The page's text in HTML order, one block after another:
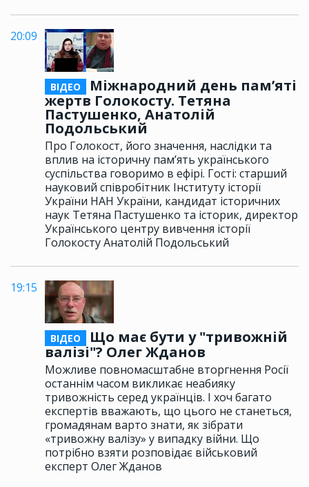
20:09
ВІДЕО
Міжнародний день пам’яті
жертв Голокосту. Тетяна
Пастушенко, Анатолій
Подольський
Про Голокост, його значення, наслідки та
вплив на історичну пам’ять українського
суспільства говоримо в ефірі. Гості: старший
науковий співробітник Інституту історії
України НАН України, кандидат історичних
наук Тетяна Пастушенко та історик, директор
Українського центру вивчення історії
Голокосту Анатолій Подольський
19:15
ВІДЕО
Що має бути у "тривожній
валізі"? Олег Жданов
Можливе повномасштабне вторгнення Росії
останнім часом викликає неабияку
тривожність серед українців. І хоч багато
експертів вважають, що цього не станеться,
громадянам варто знати, як зібрати
«тривожну валізу» у випадку війни. Що
потрібно взяти розповідає військовий
експерт Олег Жданов